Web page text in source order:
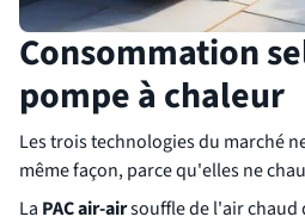
Consommation
pompe à chaleur
Les trois technologies du marché
même façon, parce qu'elles ne
La PAC air-airsouffle de l'air chaud